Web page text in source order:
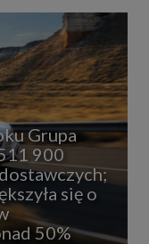
Grupa
900
się o
50%